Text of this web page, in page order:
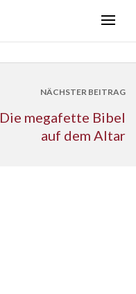
NÄCHSTER BEITRAG
Die megafette Bibel
auf dem Altar